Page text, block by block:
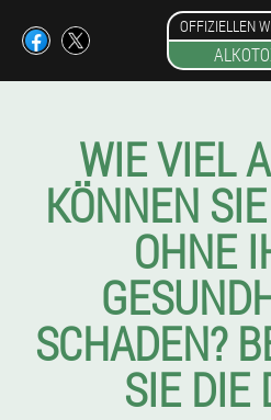
OFFIZIELLEN
WIE VIEL
KÖNNEN
OHNE
SCHADEN?
SIE DIE